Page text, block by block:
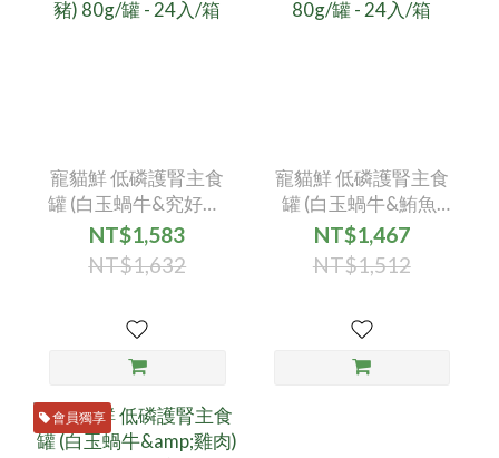
寵貓鮮 低磷護腎主食
罐 (白玉蝸牛&究好豬)
80g/罐 - 24入/箱
NT$1,583
NT$1,632
寵貓鮮 低磷護腎主食
罐 (白玉蝸牛&鮪魚)
80g/罐 - 24入/箱
NT$1,467
NT$1,512
會員獨享